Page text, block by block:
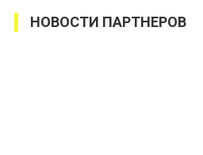
НОВОСТИ ПАРТНЕРОВ